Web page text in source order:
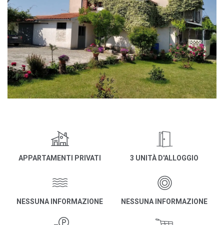
APPARTAMENTI PRIVATI 3 UNITÀ D'ALLOGGIO
NESSUNA INFORMAZIONE NESSUNA INFORMAZIONE